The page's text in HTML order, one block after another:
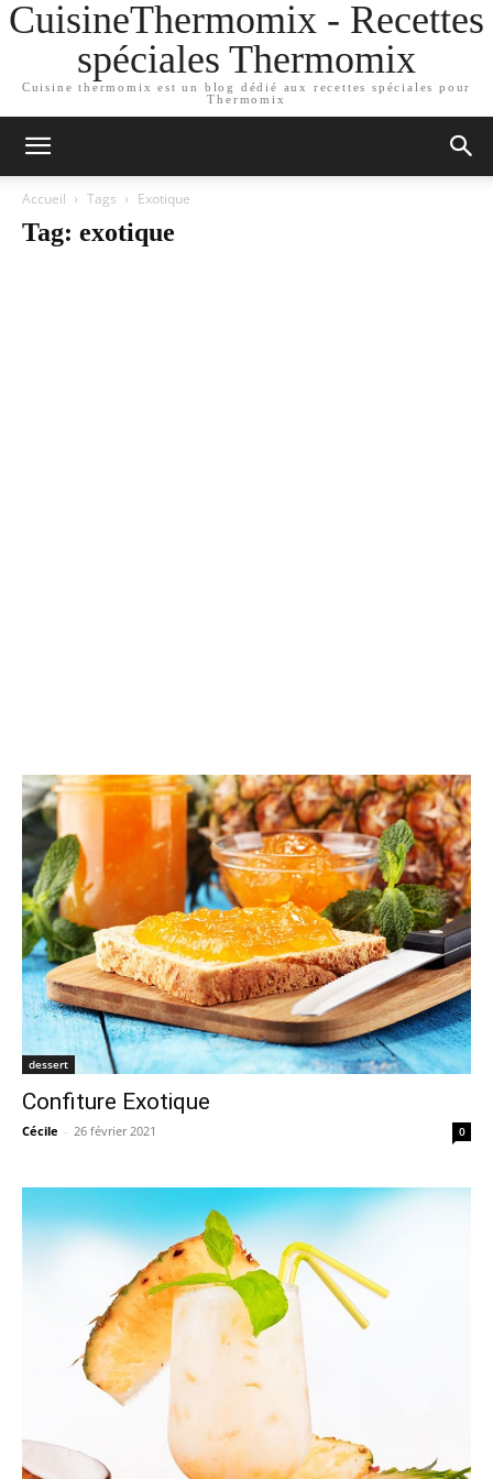
CuisineThermomix - Recettes
spéciales Thermomix
Cuisine thermomix est un blog dédié aux recettes spéciales pour
Thermomix
Accueil Tags Exotique
Tag: exotique
dessert
Confiture Exotique
Cécile - 26 février 2021 0